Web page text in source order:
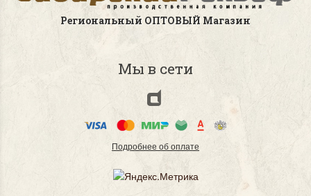
Региональный ОПТОВЫЙ Магазин
Мы в сети
Подробнее об оплате